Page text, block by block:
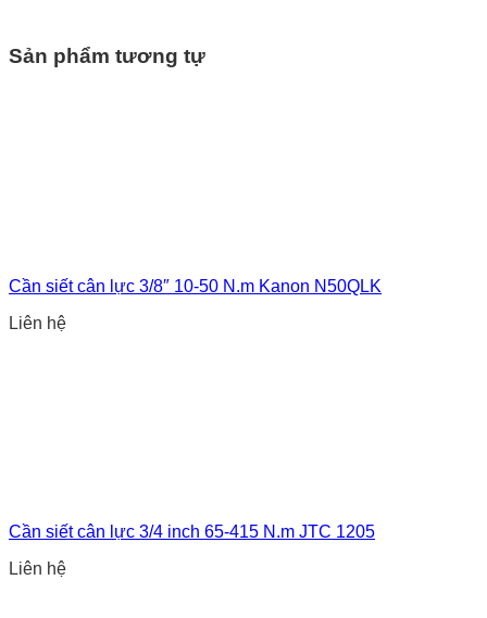
Sản phẩm tương tự
Cần siết cân lực 3/8″ 10-50 N.m Kanon N50QLK
Liên hệ
Cần siết cân lực 3/4 inch 65-415 N.m JTC 1205
Liên hệ